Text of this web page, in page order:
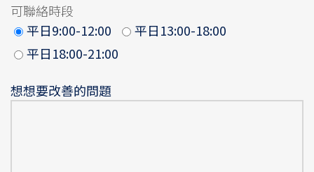
可聯絡時段
平日9:00-12:00
平日13:00-18:00
平日18:00-21:00
想想要改善的問題